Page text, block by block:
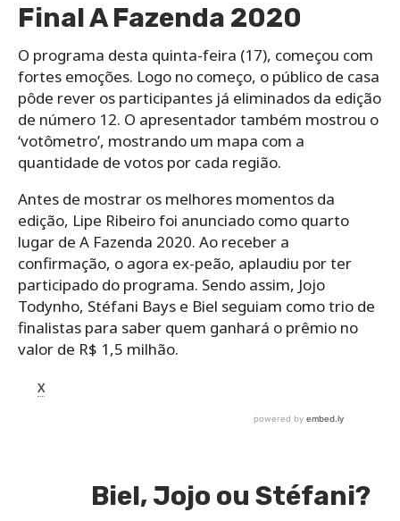
Final A Fazenda 2020
O programa desta quinta-feira (17), começou com
fortes emoções. Logo no começo, o público de casa
pôde rever os participantes já eliminados da edição
de número 12. O apresentador também mostrou o
‘votômetro’, mostrando um mapa com a
quantidade de votos por cada região.
Antes de mostrar os melhores momentos da
edição, Lipe Ribeiro foi anunciado como quarto
lugar de A Fazenda 2020. Ao receber a
confirmação, o agora ex-peão, aplaudiu por ter
participado do programa. Sendo assim, Jojo
Todynho, Stéfani Bays e Biel seguiam como trio de
finalistas para saber quem ganhará o prêmio no
valor de R$ 1,5 milhão.
Biel, Jojo ou Stéfani?